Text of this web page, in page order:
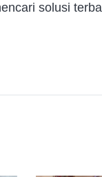
solusi